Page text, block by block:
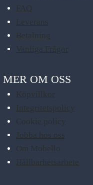
FAQ
Leverans
Betalning
Vanliga Frågor
MER OM OSS
Köpvillkor
Integritetspolicy
Cookie policy
Jobba hos oss
Om Mobello
Hållbarhetsarbete